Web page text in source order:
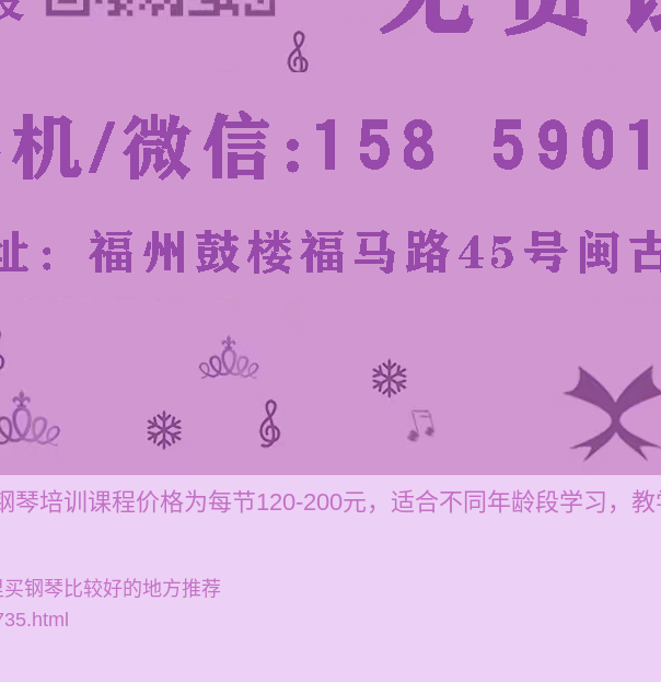
琴培训课程价格为每节120-200元，适合不同年龄段学习，教
钢琴比较好的地方推荐